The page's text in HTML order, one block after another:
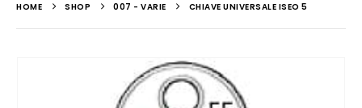
HOME SHOP 007 - VARIE CHIAVE UNIVERSALE ISEO 5